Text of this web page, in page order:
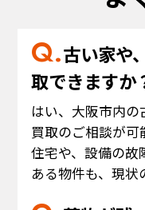
古い家や
取できますか
はい、大阪市内
買取のご相談が可
住宅や、設備の故
ある物件も、現状